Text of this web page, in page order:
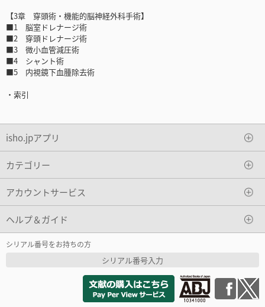
【3章 穿頭術・機能的脳神経外科手術】
■1 脳室ドレナージ術
■2 穿頭ドレナージ術
■3 微小血管減圧術
■4 シャント術
■5 内視鏡下血腫除去術
・索引
isho.jpアプリ
カテゴリー
アカウントサービス
ヘルプ＆ガイド
シリアル番号をお持ちの方
シリアル番号入力